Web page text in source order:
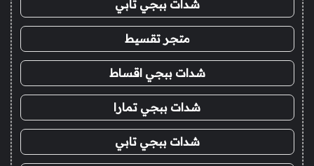
شدات ببجي تابي
متجر تقسيط
شدات ببجي اقساط
شدات ببجي تمارا
شدات ببجي تابي